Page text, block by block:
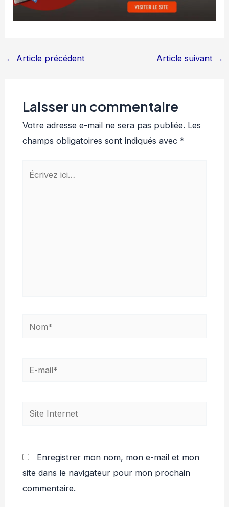
← Article précédent Article suivant →
Laisser un commentaire
Votre adresse e-mail ne sera pas publiée. Les
champs obligatoires sont indiqués avec *
Écrivez
Nom*
E-
Site
Enregistrer mon nom, mon e-mail et mon
site dans le navigateur pour mon prochain
commentaire.